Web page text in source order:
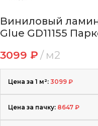
Виниловый
Glue GD11155
3099 ₽ м2
Цена за 1 м²: 3099 ₽
Цена за пачку: 8647 ₽